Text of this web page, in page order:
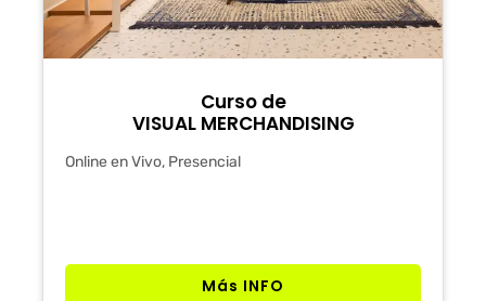
Curso de
VISUAL MERCHANDISING
Online en Vivo, Presencial
Más INFO